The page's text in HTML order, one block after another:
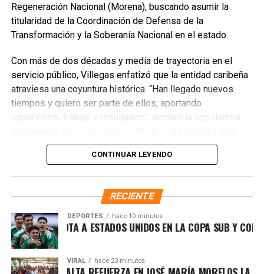
Recibe las noticias al instante
importantes de Quintana Roo directamente
en tu teléfono.
Unirme al canal de WhatsApp
Regeneración Nacional (Morena), buscando asumir la
titularidad de la Coordinación de Defensa de la
Transformación y la Soberanía Nacional en el estado.
Con más de dos décadas y media de trayectoria en el
servicio público, Villegas enfatizó que la entidad caribeña
atraviesa una coyuntura histórica. “Han llegado nuevos
tiempos y quiero ser parte de ellos, aportando
experiencia, trabajo y resultados”, declaró la legisladora,
justa, unida y equitativa.
priorizando la atención a sectores vulnerables. Asimismo,
es ampliamente reconocida por abanderar el fuerte
movimiento ciudadano contra la concesionaria Aguakan,
exigiendo soluciones definitivas al deficiente suministro
hídrico en los municipios de Benito Juárez, Isla Mujeres,
Playa del Carmen y Puerto Morelos.
CONTINUAR LEYENDO
RECIENTE
DEPORTES hace 10 minutos
DERROTA A ESTADOS UNIDOS EN LA COPA SUB Y
VIRAL hace 23 minutos